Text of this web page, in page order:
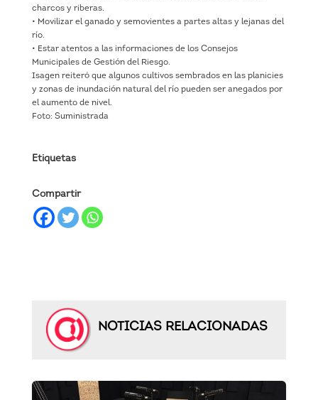
charcos y riberas.
• Movilizar el ganado y semovientes a partes altas y lejanas del
río.
• Estar atentos a las informaciones de los Consejos
Municipales de Gestión del Riesgo.
Isagen reiteró que algunos cultivos sembrados en las planicies
y zonas de inundación natural del río pueden ser anegados por
el aumento de nivel.
Foto: Suministrada
Etiquetas
Compartir
NOTICIAS RELACIONADAS